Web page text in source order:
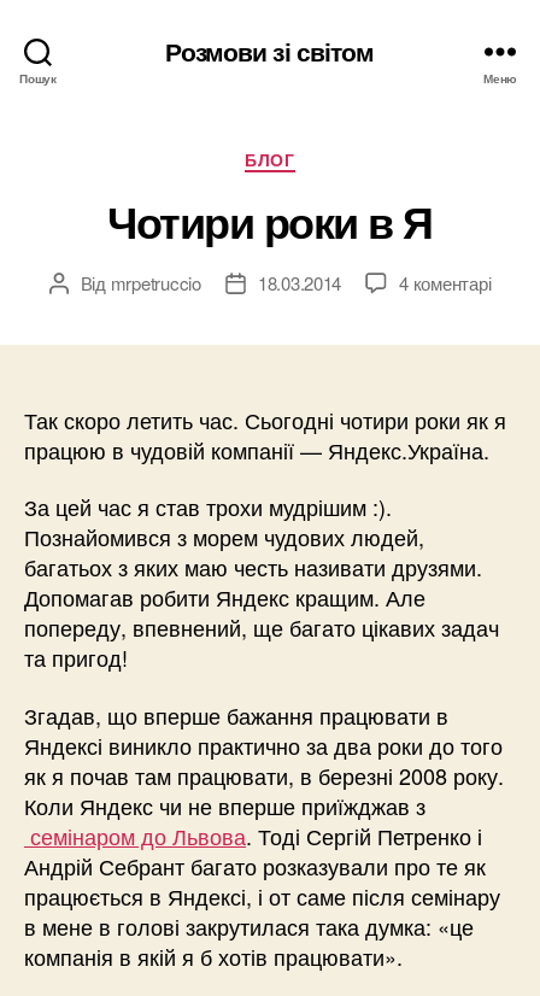
Пошук
Розмови зі світом
Меню
Категорії
БЛОГ
Чотири роки в Я
Автор
Від mrpetruccio
Дата18.03.2014 4 коментарі
Так скоро летить час. Сьогодні чотири роки як я
працюю в чудовій компанії — Яндекс.Україна.
За цей час я став трохи мудрішим :).
Познайомився з морем чудових людей,
багатьох з яких маю честь називати друзями.
Допомагав робити Яндекс кращим. Але
попереду, впевнений, ще багато цікавих задач
та пригод!
Згадав, що вперше бажання працювати в
Яндексі виникло практично за два роки до того
як я почав там працювати, в березні 2008 року.
Коли Яндекс чи не вперше приїжджав з
семінаром до Львова. Тоді Сергій Петренко і
Андрій Себрант багато розказували про те як
працюється в Яндексі, і от саме після семінару
в мене в голові закрутилася така думка: «це
компанія в якій я б хотів працювати».